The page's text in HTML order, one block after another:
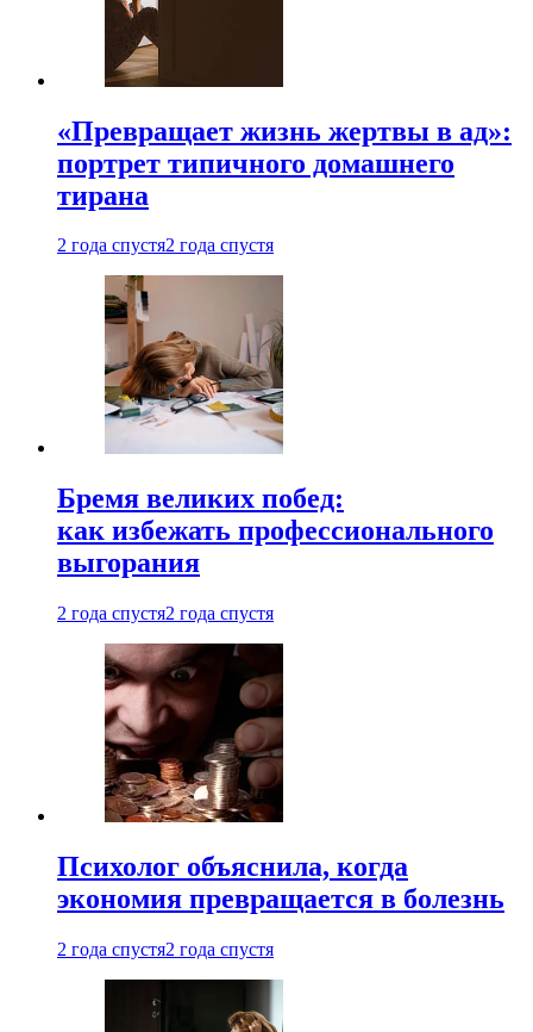
«Превращает жизнь жертвы в ад»:
портрет типичного домашнего
тирана
2 года спустя2 года спустя
Бремя великих побед:
как избежать профессионального
выгорания
2 года спустя2 года спустя
Психолог объяснила, когда
экономия превращается в болезнь
2 года спустя2 года спустя